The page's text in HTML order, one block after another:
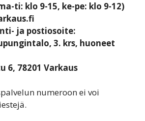
ti: klo 9-15, ke-pe: klo 9-12)
ja postiosoite:
3. krs, huoneet
6, 78201 Varkaus
numeroon ei voi